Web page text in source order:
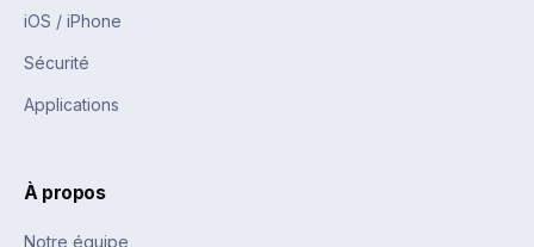
iOS / iPhone
Sécurité
Applications
À propos
Notre équipe